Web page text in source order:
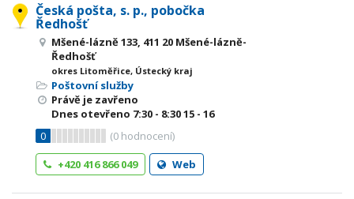
Česká pošta, s. p., pobočka
Ředhošť
Mšené-lázně 133, 411 20 Mšené-lázně-
Ředhošť
okres Litoměřice, Ústecký kraj
Poštovní služby
Právě je zavřeno
Dnes otevřeno 7:30 - 8:3015 - 16
0
(0 hodnocení)
+420 416 866 049
Web